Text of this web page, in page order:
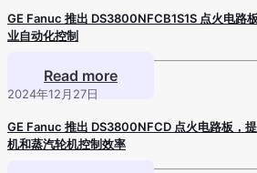
GE Fanuc 推出 DS3800NFCB1S1S 点火电路
业自动化控制
Read more
2024年12月27日
GE Fanuc 推出 DS3800NFCD 点火电路板，
机和蒸汽轮机控制效率